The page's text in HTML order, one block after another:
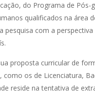
do Programa de Pós-
qualificados na área
com a
proposta curricular de
os de Licenciatura,
reside na tentativa de